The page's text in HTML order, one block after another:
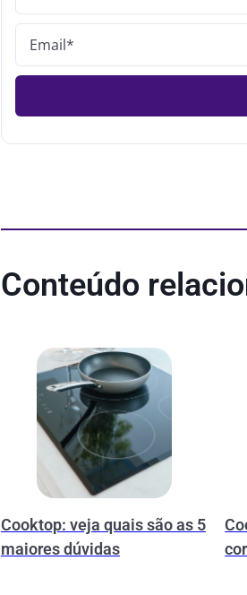
Conteúdo
Cooktop: veja quais são as 5
maiores dúvidas